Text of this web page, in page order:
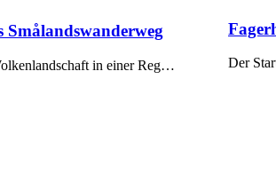
in einer Reg… Der